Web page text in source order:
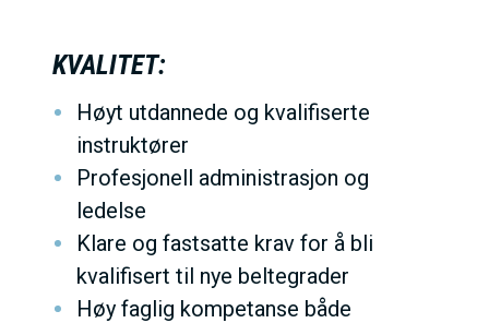
KVALITET:
Høyt utdannede og kvalifiserte
instruktører
Profesjonell administrasjon og
ledelse
Klare og fastsatte krav for å bli
kvalifisert til nye beltegrader
Høy faglig kompetanse både